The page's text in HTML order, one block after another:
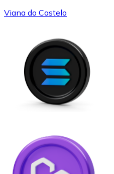
Viana do Castelo